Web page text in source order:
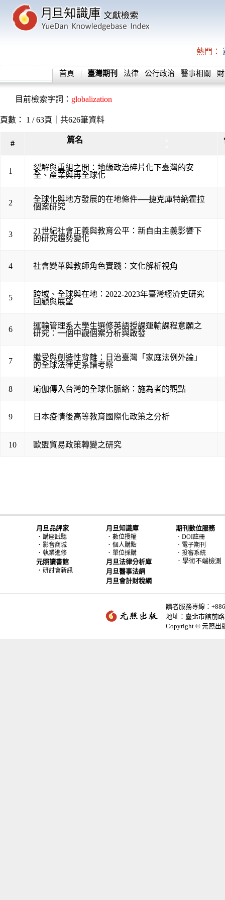
熱門：
首頁 臺灣期刊 法律 公行政治 醫事相關
目前檢索字詞： globalization
頁數： 1 / 63頁｜共626筆資料
# 篇名
1
裂解與重組之間：地緣政治碎片化下臺灣的安
全、產業與再全球化
2
全球化與地方發展的在地條件──捷克庫特納霍拉
個案研究
3
21世紀社會正義與教育公平：新自由主義影響下
的研究趨勢變化
4 社會變革與教師角色實踐：文化解析視角
5
跨域、全球與在地：2022-2023年臺灣經濟史研究
回顧與展望
6
運輸管理系大學生選修英語授課運輸課程意願之
研究：一個中觀個案分析與啟發
7
繼受與創造性背離：日治臺灣「家庭法例外論」
的全球法律史系譜考察
8 瑜伽傳入台灣的全球化脈絡：施為者的觀點
9 日本疫情後高等教育國際化政策之分析
10 歐盟貿易政策轉變之研究
月旦品評家
． 講座試聽
． 影音商城
． 執業進修
元照讀書館
． 研討會新訊
月旦知識庫
． 數位授權
． 個人購點
． 單位採購
月旦法律分析庫
月旦醫事法網
月旦會計財稅網
期刊數位服務
．DOI註冊
．電子期刊
．投審系統
．學術不端檢測
讀者服務專線：
地址：臺北市館前
Copyright © 元照出